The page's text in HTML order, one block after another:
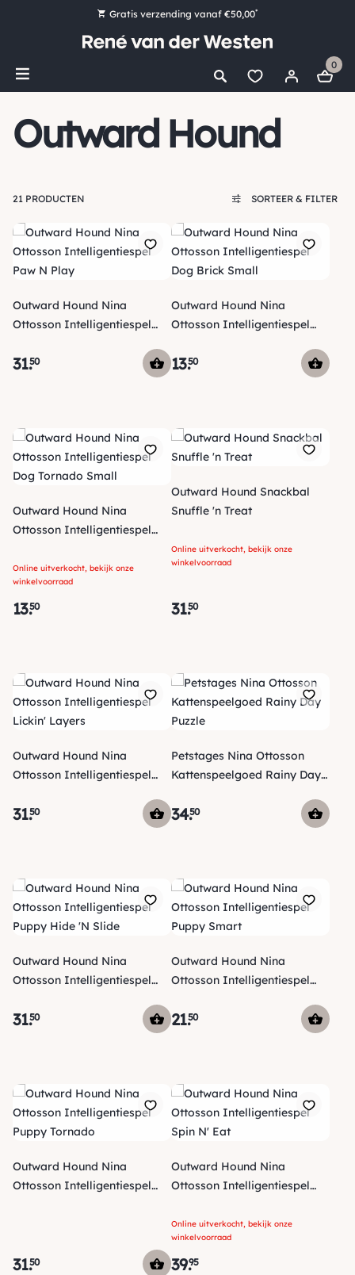
Gratis verzending vanaf €50,00*
Bestel nu, betaal later met Klarna
Ruim 16.000 artikelen op voorraad
Ruim 44 jaar kennis en ervaring
0
Outward Hound
21 PRODUCTEN SORTEER & FILTER
Outward Hound Nina
Ottosson Intelligentiespel
31.50
Outward Hound Nina
Ottosson Intelligentiespel
13.50
Outward Hound Nina
Ottosson Intelligentiespel
Online uitverkocht, bekijk onze
winkelvoorraad
13.50
Outward Hound Snackbal
Snuffle 'n Treat
Online uitverkocht, bekijk onze
winkelvoorraad
31.50
Outward Hound Nina
Ottosson Intelligentiespel
31.50
Petstages Nina Ottosson
Kattenspeelgoed Rainy Day
34.50
Outward Hound Nina
Ottosson Intelligentiespel
31.50
Outward Hound Nina
Ottosson Intelligentiespel
21.50
Outward Hound Nina
Ottosson Intelligentiespel
31.50
Outward Hound Nina
Ottosson Intelligentiespel
Online uitverkocht, bekijk onze
winkelvoorraad
39.95